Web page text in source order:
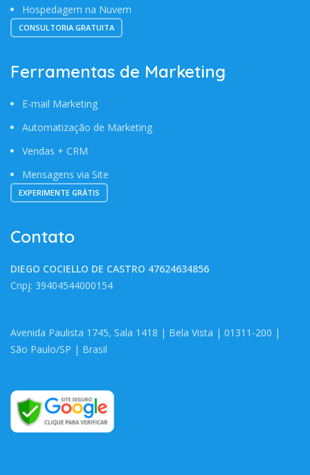
Hospedagem na Nuvem
CONSULTORIA GRATUITA
Ferramentas de Marketing
E-mail Marketing
Automatização de Marketing
Vendas + CRM
Mensagens via Site
EXPERIMENTE GRÁTIS
Contato
DIEGO COCIELLO DE CASTRO 47624634856
Cnpj: 39404544000154
Avenida Paulista 1745, Sala 1418 | Bela Vista | 01311-200 |
São Paulo/SP | Brasil